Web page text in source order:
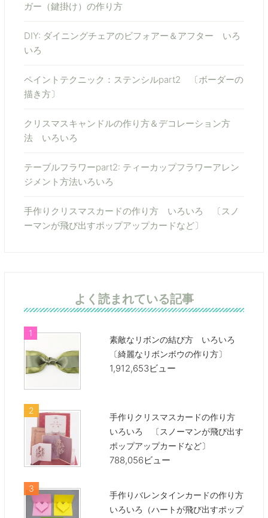
ガー（鍵掛け）の作り方
DIY: ダイニングチェアのビフォアー＆アフター いろ
いろ
ペイントテクニック：ステンシルpart2 〔ボーダーの
描き方〕
クリスマスキャンドルの作り方＆デコレーション方
法 いろいろ
テーブルフラワーpart2: ティーカップフラワーアレン
ジメント方法いろいろ
手作りクリスマスカードの作り方 いろいろ 〔スノ
ーマンが飛び出すポップアップカードなど〕
よく読まれている記事
素敵なリボンの結び方 いろいろ
〔綺麗なリボンボウの作り方〕
1,912,653ビュー
手作りクリスマスカードの作り方
いろいろ 〔スノーマンが飛び出す
ポップアップカードなど〕
788,056ビュー
手作りバレンタインカードの作り方
いろいろ（ハートが飛び出すポップ